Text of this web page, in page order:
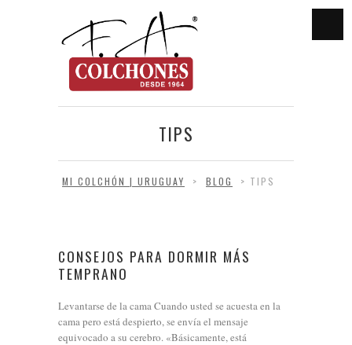
TIPS
MI COLCHÓN | URUGUAY > BLOG > TIPS
CONSEJOS PARA DORMIR MÁS
TEMPRANO
Levantarse de la cama Cuando usted se acuesta en la
cama pero está despierto, se envía el mensaje
equivocado a su cerebro. «Básicamente, está